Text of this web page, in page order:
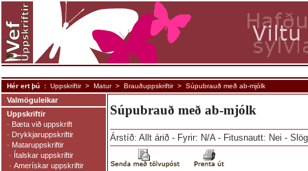
Súpubrauð með ab-mjólk
Árstíð: Allt árið - Fyrir: N/A - Fitusnautt: Nei -
Valmöguleikar
Uppskriftir
· Bæta við uppskrift
· Drykkjaruppskriftir
· Mataruppskriftir
· Ítalskar uppskriftir
· Amerískar uppskriftir
Hér ert þú : Uppskriftir > Matur > Brauðuppskriftir > Súpubrauð með ab-mjólk